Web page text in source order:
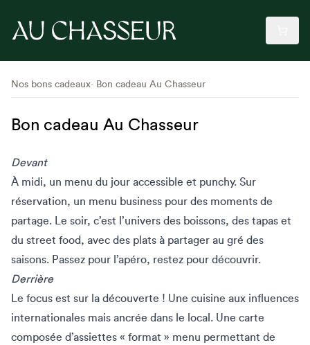
Nos bons cadeaux Bon cadeau Au Chasseur
Bon cadeau Au Chasseur
Devant
À midi, un menu du jour accessible et punchy. Sur
réservation, un menu business pour des moments de
partage. Le soir, c’est l’univers des boissons, des tapas et
du street food, avec des plats à partager au gré des
saisons. Passez pour l’apéro, restez pour découvrir.
Derrière
Le focus est sur la découverte ! Une cuisine aux influences
internationales mais ancrée dans le local. Une carte
composée d’assiettes « format » menu permettant de